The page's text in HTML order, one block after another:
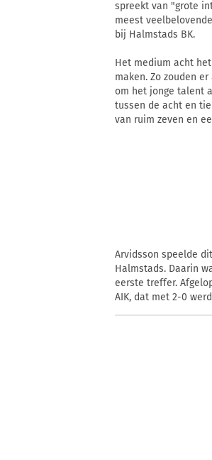
spreekt van "grote
meest
bij Halmstads BK.
Het medium acht
maken. Zo zouden
om het jonge talent
tussen de acht en
van ruim zeven en
Arvidsson speelde
Halmstads. Daarin
eerste treffer.
AIK, dat met 2-0